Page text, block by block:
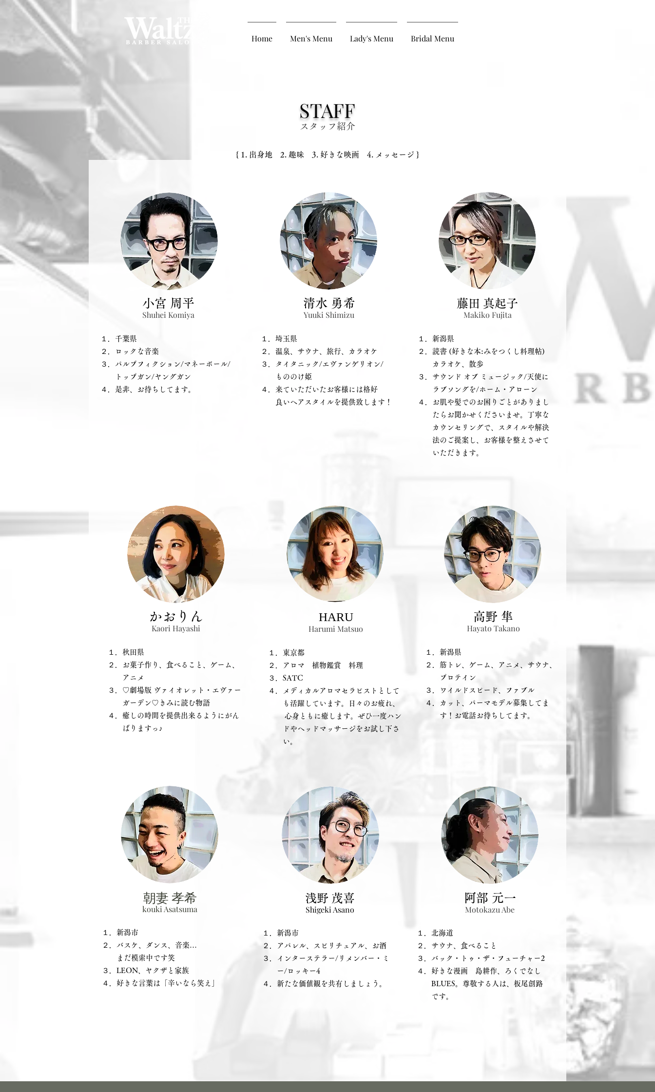
Home Men's Menu Lady's Menu Bridal Menu
STAFF
​スタッフ紹介​​
{ 1. 出身地 2. 趣味 3. 好きな映画 4. メッセージ }
小宮 周平
Shuhei Komiya
​１．千葉県
​２．ロックな音楽
​３．パルプフィクション/マネーボール/
トップガン/ヤングガン
４．是非、お待ちしてます。
清水 勇希
Yuuki Shimizu
​１．埼玉県
​２．温泉、サウナ、旅行、カラオケ
​３．タイタニック/エヴァンゲリオン/
もののけ姫
４．来ていただいたお客様には格好
良いヘアスタイルを提供致します！
藤田 真起子
Makiko Fujita
​１．新潟県
​２．読書 (好きな本:みをつくし料理帖)
カラオケ、散歩
​３．サウンド オブ ミュージック/天使に
ラブソングを/ホーム・アローン
４．お肌や髪でのお困りごとがありまし
たらお聞かせくださいませ。丁寧な
カウンセリングで、スタイルや解決
法のご提案し、お客様を整えさせて
いただきます。
かおりん
Kaori Hayashi
​１．秋田県
​２．お菓子作り、食べること、ゲーム、
アニメ
​３．♡劇場版 ヴァイオレット・エヴァー
ガーデン♡きみに読む物語
４．癒しの時間を提供出来るようにがん
ばりますっ♪
​HARU
Harumi Matsuo
​１．東京都
​２．アロマ 植物鑑賞 料理
​３．SATC
４．メディカルアロマセラピストとして
も活躍しています。日々のお疲れ、
心身ともに癒します。ぜひ一度ハン
ドやヘッドマッサージをお試し下さ
い。
高野 隼
Hayato Takano
​１．新潟県
​２．筋トレ、ゲーム、アニメ、サウナ、
プロテイン
​３．ワイルドスピード、ファブル
４．カット、パーマモデル募集してま
す！お電話お待ちしてます。
朝妻 孝希
kouki Asatsuma
１．新潟市
２．バスケ、ダンス、音楽…
まだ模索中です笑
３．LEON、ヤクザと家族
４．好きな言葉は「辛いなら笑え」
浅野 茂喜
Shigeki Asano
​１．新潟市
​２．アパレル、スピリチュアル、お酒
​３．インターステラー/リメンバー・ミ
ー/ ロッキー4
４．新たな価値観を共有しましょう。
阿部 元一
Motokazu Abe
​１．北海道
​２．サウナ、食べること
​３．バック・トゥ・ザ・フューチャー2
４．好きな漫画 島耕作、ろくでなし
BLUES。尊敬する人は、板尾創路
です。